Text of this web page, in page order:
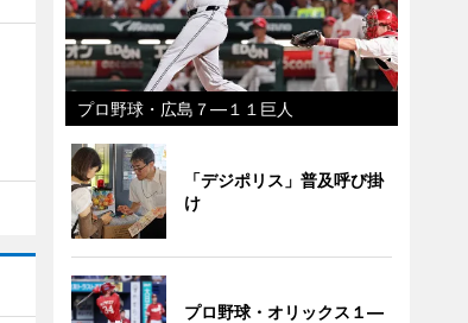
プロ野球・広島７―１１巨人
「デジポリス」普及呼び掛
け
プロ野球・オリックス１―